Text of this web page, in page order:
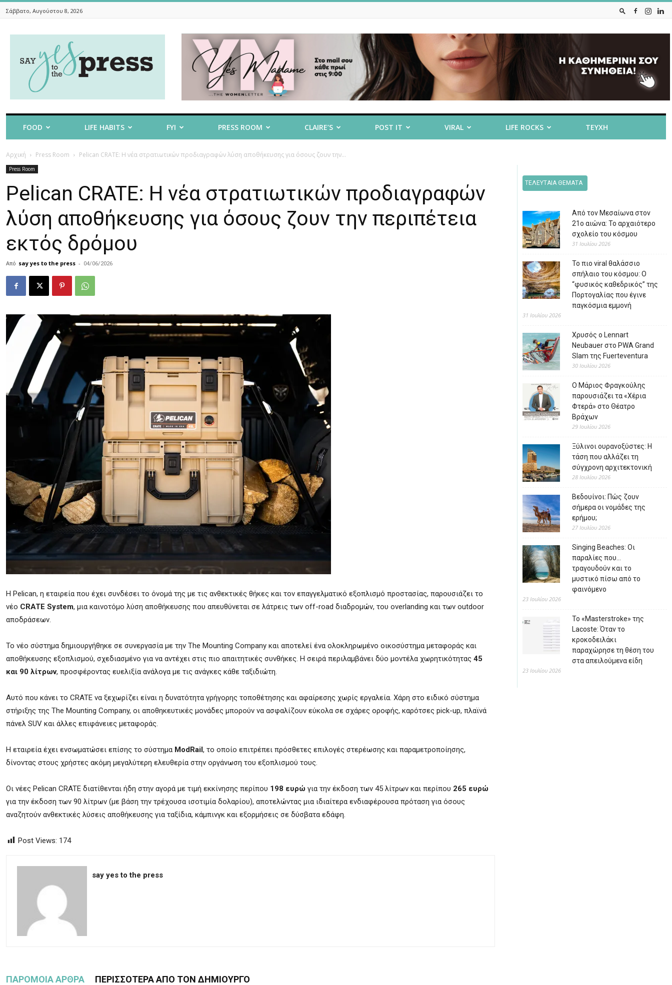
Σάββατο, Αυγούστου 8, 2026
To
The
FOOD LIFE HABITS FYI PRESS ROOM CLAIRE’S POST IT VIRAL LIFE ROCKS ΤΕΥΧΗ
Αρχική Press Room Pelican CRATE: Η νέα στρατιωτικών προδιαγραφών λύση αποθήκευσης για όσους ζουν την...
Press Room
Pelican CRATE: Η νέα στρατιωτικών προδιαγραφών
λύση αποθήκευσης για όσους ζουν την περιπέτεια
εκτός δρόμου
Από say yes to the press - 04/06/2026
Η Pelican, η εταιρεία που έχει συνδέσει το όνομά της με τις ανθεκτικές θήκες και τον επαγγελματικό εξοπλισμό προστασίας, παρουσιάζει το
νέο CRATE System, μια καινοτόμο λύση αποθήκευσης που απευθύνεται σε λάτρεις των off-road διαδρομών, του overlanding και των outdoor
αποδράσεων.
Το νέο σύστημα δημιουργήθηκε σε συνεργασία με την The Mounting Company και αποτελεί ένα ολοκληρωμένο οικοσύστημα μεταφοράς και
αποθήκευσης εξοπλισμού, σχεδιασμένο για να αντέχει στις πιο απαιτητικές συνθήκες. Η σειρά περιλαμβάνει δύο μοντέλα χωρητικότητας 45
και 90 λίτρων, προσφέροντας ευελιξία ανάλογα με τις ανάγκες κάθε ταξιδιώτη.
Αυτό που κάνει το CRATE να ξεχωρίζει είναι η δυνατότητα γρήγορης τοποθέτησης και αφαίρεσης χωρίς εργαλεία. Χάρη στο ειδικό σύστημα
στήριξης της The Mounting Company, οι αποθηκευτικές μονάδες μπορούν να ασφαλίζουν εύκολα σε σχάρες οροφής, καρότσες pick-up, πλαϊνά
πάνελ SUV και άλλες επιφάνειες μεταφοράς.
Η εταιρεία έχει ενσωματώσει επίσης το σύστημα ModRail, το οποίο επιτρέπει πρόσθετες επιλογές στερέωσης και παραμετροποίησης,
δίνοντας στους χρήστες ακόμη μεγαλύτερη ελευθερία στην οργάνωση του εξοπλισμού τους.
Οι νέες Pelican CRATE διατίθενται ήδη στην αγορά με τιμή εκκίνησης περίπου 198 ευρώ για την έκδοση των 45 λίτρων και περίπου 265 ευρώ
για την έκδοση των 90 λίτρων (με βάση την τρέχουσα ισοτιμία δολαρίου), αποτελώντας μια ιδιαίτερα ενδιαφέρουσα πρόταση για όσους
αναζητούν ανθεκτικές λύσεις αποθήκευσης για ταξίδια, κάμπινγκ και εξορμήσεις σε δύσβατα εδάφη.
Post Views: 174
say yes to the press
ΠΑΡΟΜΟΙΑ ΑΡΘΡΑ ΠΕΡΙΣΣΟΤΕΡΑ ΑΠΟ ΤΟΝ ΔΗΜΙΟΥΡΓΟ
ΤΕΛΕΥΤΑΙΑ ΘΕΜΑΤΑ
Από τον Μεσαίωνα στον
21ο αιώνα: Το αρχαιότερο
σχολείο του κόσμου
31 Ιουλίου 2026
Το πιο viral θαλάσσιο
σπήλαιο του κόσμου: Ο
“φυσικός καθεδρικός” της
Πορτογαλίας που έγινε
παγκόσμια εμμονή
31 Ιουλίου 2026
Χρυσός ο Lennart
Neubauer στο PWA Grand
Slam της Fuerteventura
30 Ιουλίου 2026
Ο Μάριος Φραγκούλης
παρουσιάζει τα «Χέρια
Φτερά» στο Θέατρο
Βράχων
29 Ιουλίου 2026
Ξύλινοι ουρανοξύστες: Η
τάση που αλλάζει τη
σύγχρονη αρχιτεκτονική
28 Ιουλίου 2026
Βεδουίνοι: Πώς ζουν
σήμερα οι νομάδες της
ερήμου;
27 Ιουλίου 2026
Singing Beaches: Οι
παραλίες που…
τραγουδούν και το
μυστικό πίσω από το
φαινόμενο
23 Ιουλίου 2026
Το «Masterstroke» της
Lacoste: Όταν το
κροκοδειλάκι
παραχώρησε τη θέση του
στα απειλούμενα είδη
23 Ιουλίου 2026